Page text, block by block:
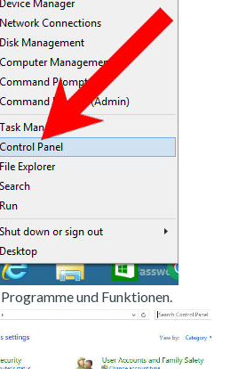
und Funktionen.